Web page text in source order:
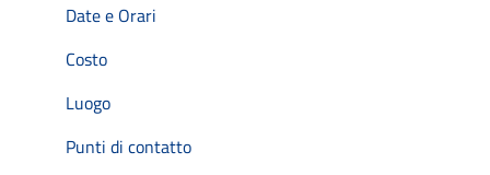
Date e Orari
Costo
Luogo
Punti di contatto